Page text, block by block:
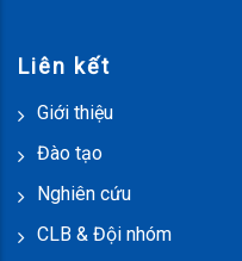
Liên kết
Giới thiệu
Đào tạo
Nghiên cứu
CLB & Đội nhóm